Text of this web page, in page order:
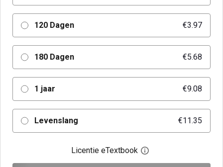
120 Dagen €3.97
180 Dagen €5.68
1 jaar €9.08
Levenslang €11.35
Licentie eTextbook Open het